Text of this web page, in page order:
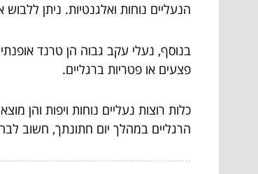
הנעליים נוחות ואלגנטיות. ניתן
בנוסף, נעלי עקב גבוה הן טרנד
פצעים או פטריות ברגליים.
כלות רוצות נעליים נוחות ויפות והן
הרגליים במהלך יום חתונתך, חשוב